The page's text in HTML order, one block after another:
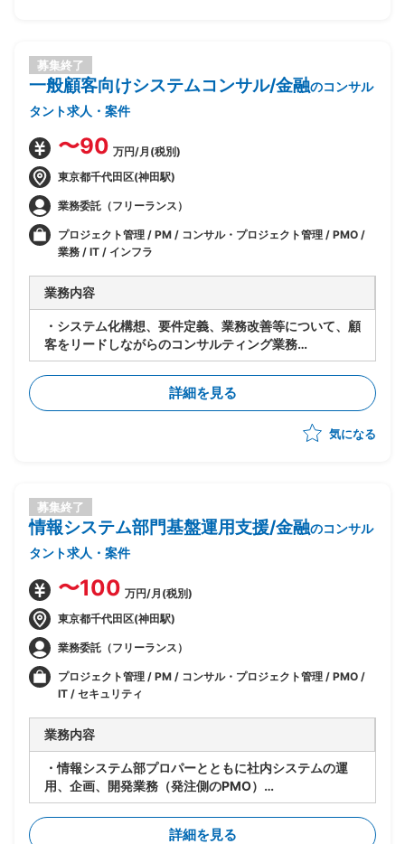
※同じ元請けで別途Salesforce案件のご相談の可能性
も一部あり
募集終了
一般顧客向けシステムコンサル/金融のコンサル
タント求人・案件
〜90 万円/月(税別)
東京都千代田区(神田駅)
業務委託（フリーランス）
プロジェクト管理 / PM / コンサル・プロジェクト管理 / PMO /
業務 / IT / インフラ
業務内容
・システム化構想、要件定義、業務改善等について、顧
客をリードしながらのコンサルティング業務
・某金融のコンサルタントの支援業務
【体制】
・コンサルティングを実施する部署（約20名体制）の
中に加わっていただきます。
詳細を見る
気になる
募集終了
情報システム部門基盤運用支援/金融のコンサル
タント求人・案件
〜100 万円/月(税別)
東京都千代田区(神田駅)
業務委託（フリーランス）
プロジェクト管理 / PM / コンサル・プロジェクト管理 / PMO /
IT / セキュリティ
業務内容
・情報システム部プロパーとともに社内システムの運
用、企画、開発業務（発注側のPMO）
・ベンダーと直接打ち合わせ、指示、各種調整業務
詳細を見る